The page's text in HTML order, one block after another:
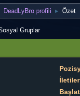
DeadLyBro profili ► Özet
Gruplar